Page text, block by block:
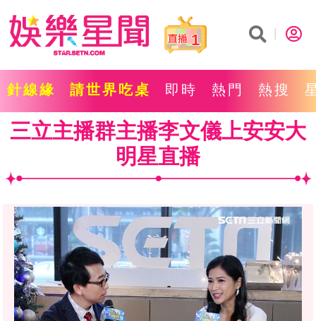
1
針線緣 請世界吃桌 即時 熱門 熱搜
三立主播群主播李文儀上安安大
明星直播